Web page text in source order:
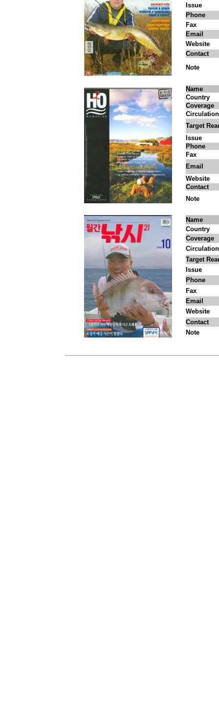
Issue
Phone
Fax
Email
Website
Contact
Note
Name
Country
Coverage
Circulation
Target
Issue
Phone
Fax
Email
Website
Contact
Note
Name
Country
Coverage
Circulation
Target
Issue
Phone
Fax
Email
Website
Contact
Note